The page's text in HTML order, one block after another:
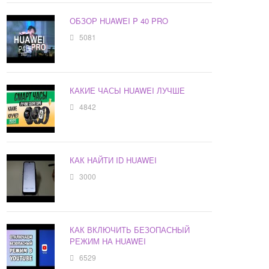
ОБЗОР HUAWEI P 40 PRO
5081
КАКИЕ ЧАСЫ HUAWEI ЛУЧШЕ
4842
КАК НАЙТИ ID HUAWEI
3000
КАК ВКЛЮЧИТЬ БЕЗОПАСНЫЙ
РЕЖИМ НА HUAWEI
6529